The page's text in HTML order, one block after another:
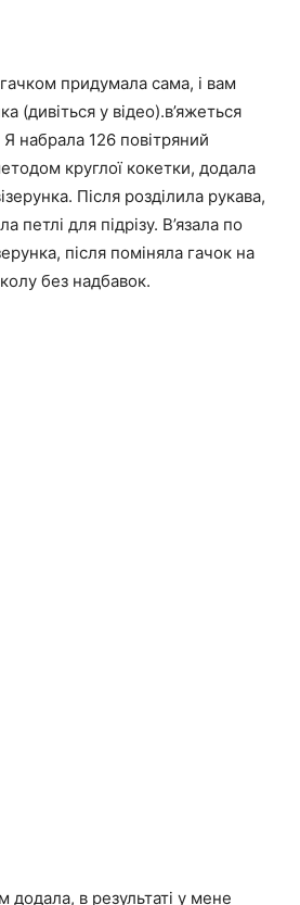
придумала сама, і вам
(дивіться у відео).в’яжеться
набрала 126 повітряний
круглої кокетки, додала
Після розділила рукава,
петлі для підрізу. В’язала по
після поміняла гачок на
без надбавок.
додала, в результаті у мене